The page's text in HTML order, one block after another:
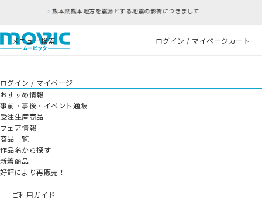
方を震源とする地震の影響につきまして
メニュー検索 ログイン / マイページカート
ログイン / マイページ
おすすめ情報
事前・事後・イベント通販
受注生産商品
フェア情報
商品一覧
作品名から探す
新着商品
好評により再販売！
ご利用ガイド